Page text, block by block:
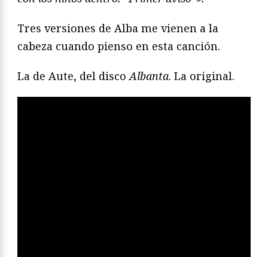
Tres versiones de Alba me vienen a la
cabeza cuando pienso en esta canción.
La de Aute, del discoAlbanta. La original.